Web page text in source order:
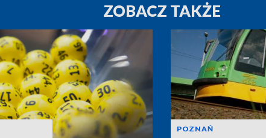
ZOBACZ TAKŻE
POZNAŃ